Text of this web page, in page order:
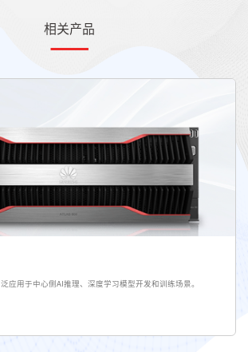
相关产品
应用于中心侧AI推理、深度学习模型开发和训练场景。